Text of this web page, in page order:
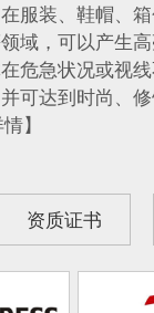
服装、鞋帽、
域，可以产生
危急状况或视
可达到时尚、
】
资质证书